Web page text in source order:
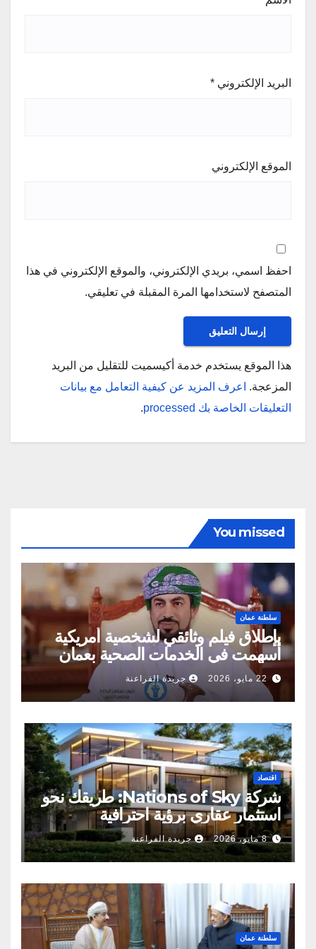
البريد الإلكتروني *
الموقع الإلكتروني
احفظ اسمي، بريدي الإلكتروني، والموقع الإلكتروني في هذا
المتصفح لاستخدامها المرة المقبلة في تعليقي.
هذا الموقع يستخدم خدمة أكيسميت للتقليل من البريد
المزعجة.
اعرف المزيد عن كيفية التعامل مع بيانات
التعليقات الخاصة بك processed
.
You missed
سلطنة عمان
بإطلاق فيلم وثائقي لشخصية أمريكية
أسهمت في الخدمات الصحية بعمان
22 مايو، 2026 جريدة الفراعنة
اقتصاد
شركة Nations of Sky: طريقك نحو
استثمار عقاري برؤية احترافية
8 مايو، 2026 جريدة الفراعنة
سلطنة عمان